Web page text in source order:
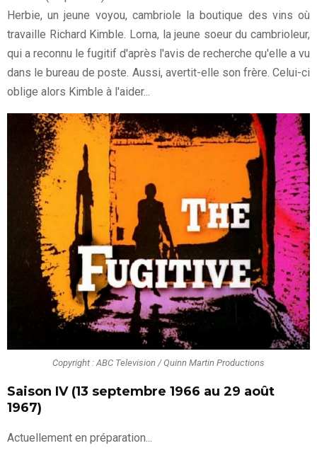
Herbie, un jeune voyou, cambriole la boutique des vins où
travaille Richard Kimble. Lorna, la jeune soeur du cambrioleur,
qui a reconnu le fugitif d'après l'avis de recherche qu'elle a vu
dans le bureau de poste. Aussi, avertit-elle son frère. Celui-ci
oblige alors Kimble à l'aider...
Copyright : ABC Television / Quinn Martin Productions
Saison IV (13 septembre 1966 au 29 août
1967)
Actuellement en préparation...